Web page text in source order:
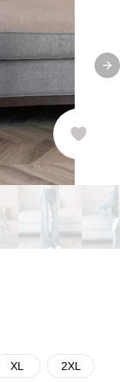
XL 2XL